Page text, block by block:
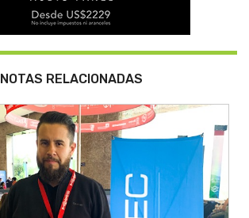
NOTAS RELACIONADAS